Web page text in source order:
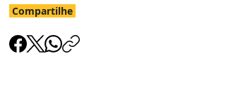
Compartilhe